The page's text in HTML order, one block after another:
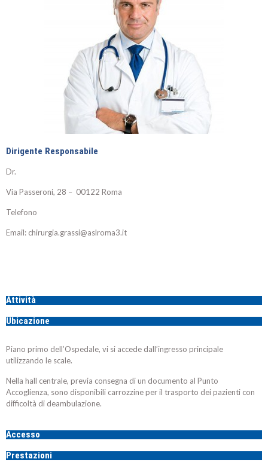
Dirigente Responsabile
Dr.
Via Passeroni, 28 – 00122 Roma
Telefono
Email: chirurgia.grassi@aslroma3.it
Attività
Ubicazione
Piano primo dell’Ospedale, vi si accede dall’ingresso principale
utilizzando le scale.
Nella hall centrale, previa consegna di un documento al Punto
Accoglienza, sono disponibili carrozzine per il trasporto dei pazienti con
difficoltà di deambulazione.
Accesso
Prestazioni